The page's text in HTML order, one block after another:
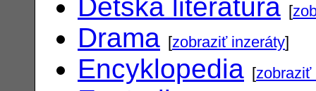
Detska literatura [
Drama [zobraziť inzeráty]
Encyklopedia [zobraziť